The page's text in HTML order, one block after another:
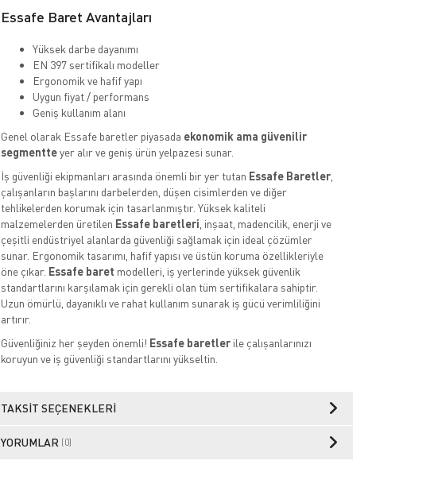
Essafe Baret Avantajları
Yüksek darbe dayanımı
EN 397 sertifikalı modeller
Ergonomik ve hafif yapı
Uygun fiyat / performans
Geniş kullanım alanı
Genel olarak Essafe baretler piyasada ekonomik ama güvenilir
segmentteyer alır ve geniş ürün yelpazesi sunar.
İş güvenliği ekipmanları arasında önemli bir yer tutan Essafe Baretler,
çalışanların başlarını darbelerden, düşen cisimlerden ve diğer
tehlikelerden korumak için tasarlanmıştır. Yüksek kaliteli
malzemelerden üretilen Essafe baretleri , inşaat, madencilik, enerji ve
çeşitli endüstriyel alanlarda güvenliği sağlamak için ideal çözümler
sunar. Ergonomik tasarımı, hafif yapısı ve üstün koruma özellikleriyle
öne çıkar. Essafe baret modelleri, iş yerlerinde yüksek güvenlik
standartlarını karşılamak için gerekli olan tüm sertifikalara sahiptir.
Uzun ömürlü, dayanıklı ve rahat kullanım sunarak iş gücü verimliliğini
artırır.
Güvenliğiniz her şeyden önemli! Essafe baretlerile çalışanlarınızı
koruyun ve iş güvenliği standartlarını yükseltin.
TAKSIT SEÇENEKLERI
YORUMLAR (0)